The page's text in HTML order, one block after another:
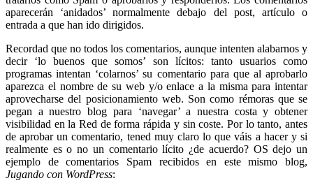
aparecerán ‘anidados’ normalmente debajo del post, artículo o
entrada a que han ido dirigidos.
Recordad que no todos los comentarios, aunque intenten alabarnos y
decir ‘lo buenos que somos’ son lícitos: tanto usuarios como
programas intentan ‘colarnos’ su comentario para que al aprobarlo
aparezca el nombre de su web y/o enlace a la misma para intentar
aprovecharse del posicionamiento web. Son como rémoras que se
pegan a nuestro blog para ‘navegar’ a nuestra costa y obtener
visibilidad en la Red de forma rápida y sin coste. Por lo tanto, antes
de aprobar un comentario, tened muy claro lo que váis a hacer y si
realmente es o no un comentario lícito ¿de acuerdo? OS dejo un
ejemplo de comentarios Spam recibidos en este mismo blog,
Jugando con WordPress: